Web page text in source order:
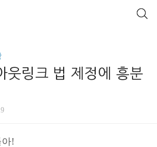
웃링크 법 제정에 흥분
!